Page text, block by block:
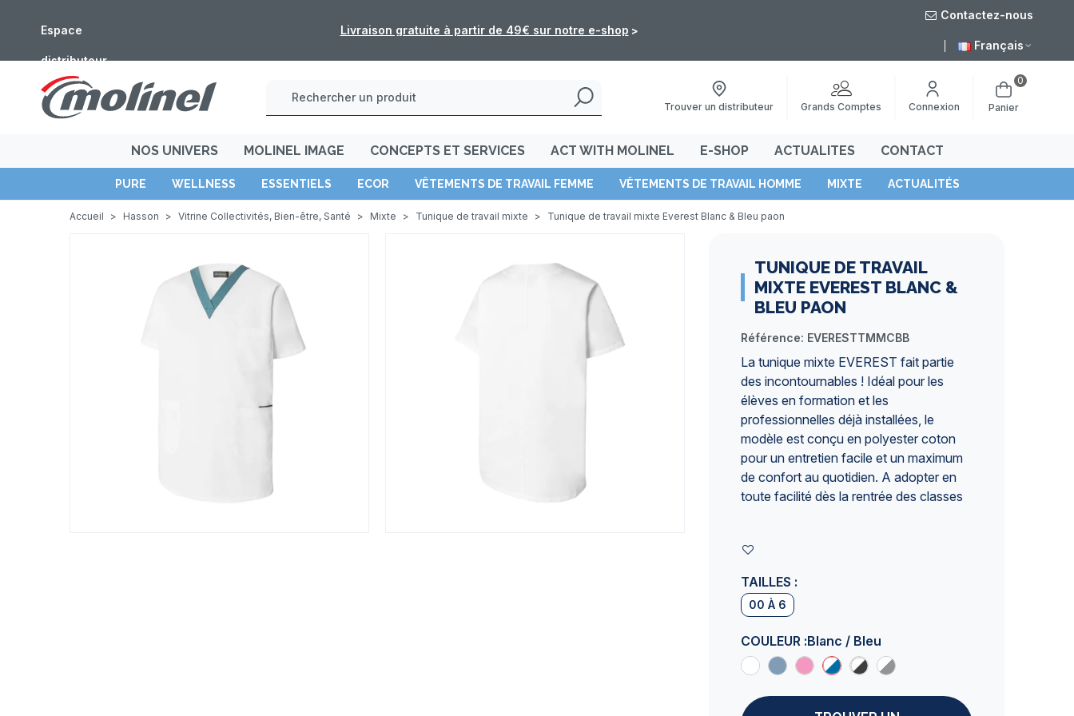
Espace
distributeur
Fermeture estivale : les commandes de l'e-shop ne seront pas traitées du 5 au 16 août
Contactez-nous
Français
Trouver un distributeur Grands Comptes Connexion Panier
0
NOS UNIVERS MOLINEL IMAGE CONCEPTS ET SERVICES ACT WITH MOLINEL E-SHOP ACTUALITES CONTACT
PURE WELLNESS ESSENTIELS ECOR VÊTEMENTS DE TRAVAIL FEMME VÊTEMENTS DE TRAVAIL HOMME MIXTE ACTUALITÉS
Accueil > Hasson > Vitrine Collectivités, Bien-être, Santé > Mixte > Tunique de travail mixte > Tunique de travail mixte Everest Blanc & Bleu paon
TUNIQUE DE TRAVAIL
MIXTE EVEREST BLANC &
BLEU PAON
Référence: EVERESTTMMCBB
La tunique mixte EVEREST fait partie
des incontournables ! Idéal pour les
élèves en formation et les
professionnelles déjà installées, le
modèle est conçu en polyester coton
pour un entretien facile et un maximum
de confort au quotidien. A adopter en
toute facilité dès la rentrée des classes
TAILLES :
00 À 6
COULEUR :Blanc / Bleu